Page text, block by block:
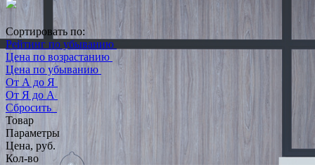
Сортировать по:
Рейтинг по убыванию
Цена по возрастанию
Цена по убыванию
От А до Я
От Я до А
Сбросить
Товар
Параметры
Цена, руб.
Кол-во